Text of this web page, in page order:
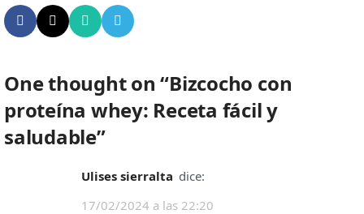
One thought on “Bizcocho con
proteína whey: Receta fácil y
saludable”
ulises sierralta dice:
17/02/2024 a las 22:20